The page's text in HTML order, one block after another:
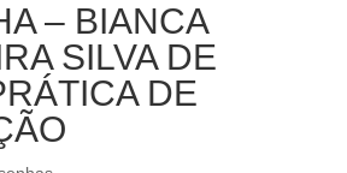
– BIANCA
SILVA DE
DE